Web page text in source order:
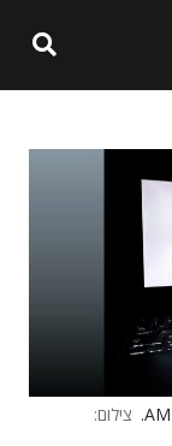
צילום: